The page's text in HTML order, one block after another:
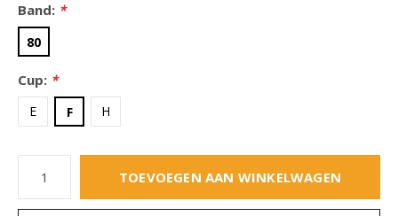
Band: *
80
Cup: *
E F H
TOEVOEGEN AAN WINKELWAGEN